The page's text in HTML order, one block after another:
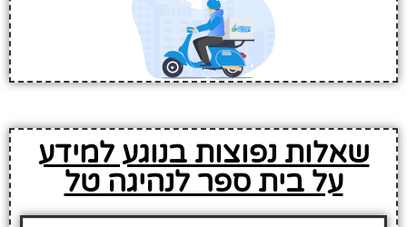
שאלות נפוצות בנוגע למידע
על בית ספר לנהיגה טל